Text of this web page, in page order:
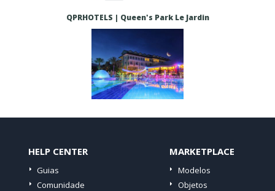
QPRHOTELS | Queen's Park Le Jardin
HELP CENTER
Guias
Comunidade
MARKETPLACE
Modelos
Objetos